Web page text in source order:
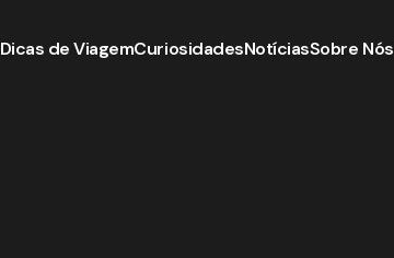
Dicas de ViagemCuriosidadesNotíciasSobre Nós